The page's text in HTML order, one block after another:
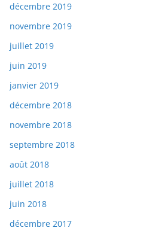
décembre 2019
novembre 2019
juillet 2019
juin 2019
janvier 2019
décembre 2018
novembre 2018
septembre 2018
août 2018
juillet 2018
juin 2018
décembre 2017